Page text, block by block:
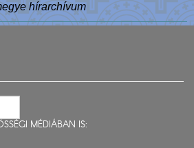
hírarchívum
MÉDIÁBAN IS: